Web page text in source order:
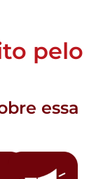
pelo
essa